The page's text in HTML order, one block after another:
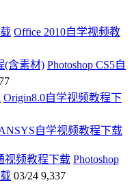
Office 2010自学视频教
Photoshop CS5自
Origin8.0自学视频教程下
自学视频教程下载
Photoshop
03/24 9,337